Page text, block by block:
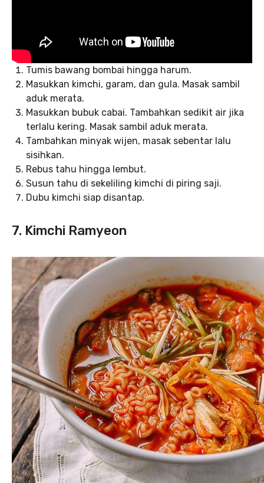
Tumis bawang bombai hingga harum.
Masukkan kimchi, garam, dan gula. Masak sambil
aduk merata.
Masukkan bubuk cabai. Tambahkan sedikit air jika
terlalu kering. Masak sambil aduk merata.
Tambahkan minyak wijen, masak sebentar lalu
sisihkan.
Rebus tahu hingga lembut.
Susun tahu di sekeliling kimchi di piring saji.
Dubu kimchi siap disantap.
7. Kimchi Ramyeon